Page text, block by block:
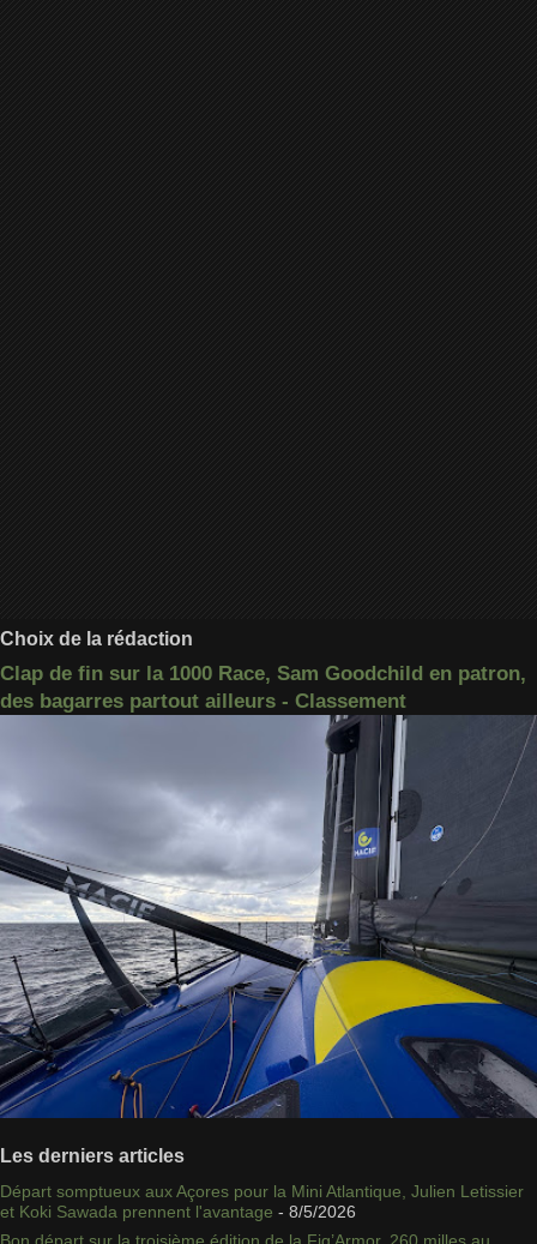
Choix de la rédaction
Clap de fin sur la 1000 Race, Sam Goodchild en patron,
des bagarres partout ailleurs - Classement
Les derniers articles
Départ somptueux aux Açores pour la Mini Atlantique, Julien Letissier
et Koki Sawada prennent l'avantage - 8/5/2026